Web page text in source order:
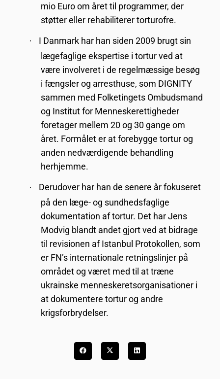
mio Euro om året til programmer, der
støtter eller rehabiliterer torturofre.
·
I Danmark har han siden 2009 brugt sin
lægefaglige ekspertise i tortur ved at
være involveret i de regelmæssige besøg
i fængsler og arresthuse, som DIGNITY
sammen med Folketingets Ombudsmand
og Institut for Menneskerettigheder
foretager mellem 20 og 30 gange om
året. Formålet er at forebygge tortur og
anden nedværdigende behandling
herhjemme.
·
Derudover har han de senere år fokuseret
på den læge- og sundhedsfaglige
dokumentation af tortur. Det har Jens
Modvig blandt andet gjort ved at bidrage
til revisionen af Istanbul Protokollen, som
er FN’s internationale retningslinjer på
området og været med til at træne
ukrainske menneskeretsorganisationer i
at dokumentere tortur og andre
krigsforbrydelser.